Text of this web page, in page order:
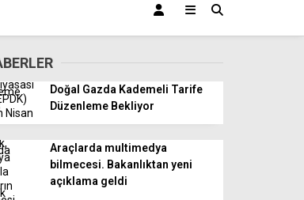
Doğal Gazda Kademeli Tarife
Düzenleme Bekliyor
Araçlarda multimedya
bilmecesi. Bakanlıktan yeni
açıklama geldi